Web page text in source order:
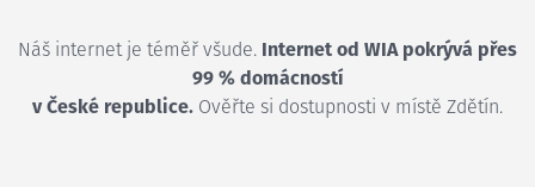
Náš internet je téměř všude. Internet od WIA pokrývá přes
99 % domácností
v České republice. Ověřte si dostupnosti v místě Zdětín.